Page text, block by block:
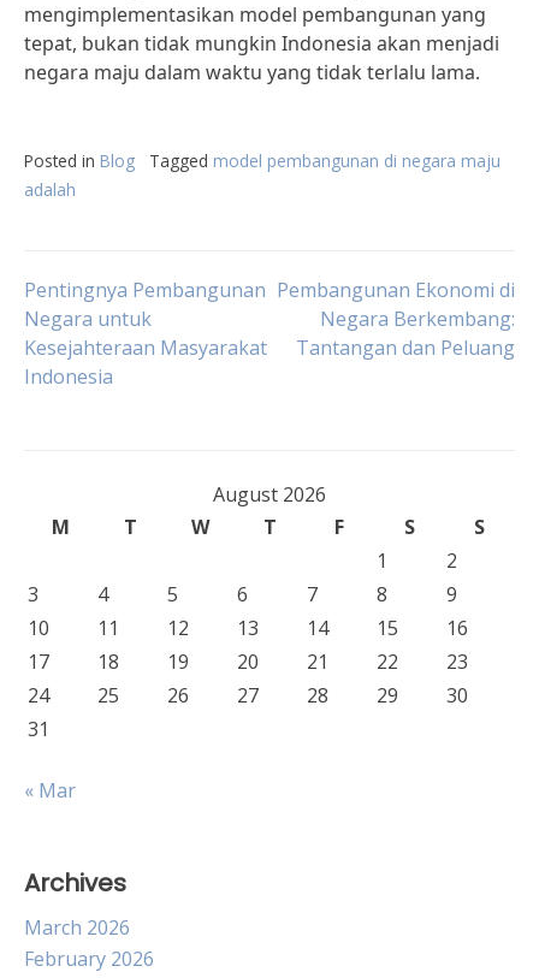
mengimplementasikan model pembangunan yang
tepat, bukan tidak mungkin Indonesia akan menjadi
negara maju dalam waktu yang tidak terlalu lama.
Posted in Blog Tagged model pembangunan di negara maju
adalah
Post
navigation
Pentingnya Pembangunan
Negara untuk
Kesejahteraan Masyarakat
Indonesia
Pembangunan Ekonomi di
Negara Berkembang:
Tantangan dan Peluang
August 2026
M
T W T F S
S
1
2
3
4 5 6 7 8
9
10
11 12 13 14 15
16
17
18 19 20 21 22
23
24
25 26 27 28 29
30
31
« Mar
Archives
March 2026
February 2026